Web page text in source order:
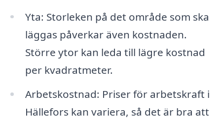
Yta: Storleken på det område som ska
läggas påverkar även kostnaden.
Större ytor kan leda till lägre kostnad
per kvadratmeter.
Arbetskostnad: Priser för arbetskraft i
Hällefors kan variera, så det är bra att